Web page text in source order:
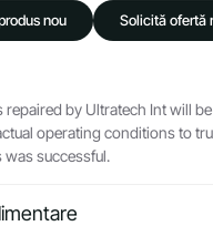
nou Solicită ofertă
by Ultratech Int will
operating conditions to
successful.